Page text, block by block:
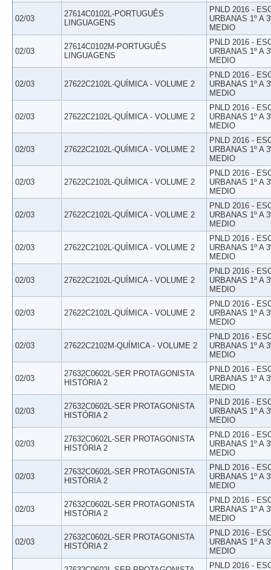
02/03
27614C0102L-PORTUGUÊS
LINGUAGENS
PNLD 2016 -
URBANAS 1º A
MEDIO
02/03
27614C0102M-PORTUGUÊS
LINGUAGENS
PNLD 2016 -
URBANAS 1º A
MEDIO
02/03 27622C2102L-QUÍMICA - VOLUME 2
PNLD 2016 -
URBANAS 1º A
MEDIO
02/03 27622C2102L-QUÍMICA - VOLUME 2
PNLD 2016 -
URBANAS 1º A
MEDIO
02/03 27622C2102L-QUÍMICA - VOLUME 2
PNLD 2016 -
URBANAS 1º A
MEDIO
02/03 27622C2102L-QUÍMICA - VOLUME 2
PNLD 2016 -
URBANAS 1º A
MEDIO
02/03 27622C2102L-QUÍMICA - VOLUME 2
PNLD 2016 -
URBANAS 1º A
MEDIO
02/03 27622C2102L-QUÍMICA - VOLUME 2
PNLD 2016 -
URBANAS 1º A
MEDIO
02/03 27622C2102L-QUÍMICA - VOLUME 2
PNLD 2016 -
URBANAS 1º A
MEDIO
02/03 27622C2102L-QUÍMICA - VOLUME 2
PNLD 2016 -
URBANAS 1º A
MEDIO
02/03 27622C2102M-QUÍMICA - VOLUME 2
PNLD 2016 -
URBANAS 1º A
MEDIO
02/03
27632C0602L-SER PROTAGONISTA
HISTÓRIA 2
PNLD 2016 -
URBANAS 1º A
MEDIO
02/03
27632C0602L-SER PROTAGONISTA
HISTÓRIA 2
PNLD 2016 -
URBANAS 1º A
MEDIO
02/03
27632C0602L-SER PROTAGONISTA
HISTÓRIA 2
PNLD 2016 -
URBANAS 1º A
MEDIO
02/03
27632C0602L-SER PROTAGONISTA
HISTÓRIA 2
PNLD 2016 -
URBANAS 1º A
MEDIO
02/03
27632C0602L-SER PROTAGONISTA
HISTÓRIA 2
PNLD 2016 -
URBANAS 1º A
MEDIO
02/03
27632C0602L-SER PROTAGONISTA
HISTÓRIA 2
PNLD 2016 -
URBANAS 1º A
MEDIO
PNLD 2016 -